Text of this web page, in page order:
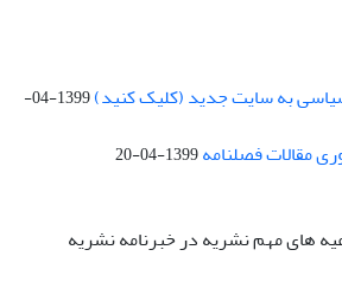
به سایت جدید (کلیک کنید)
1399-04-
مقالات فصلنامه1399-04-20
های مهم نشریه در خبرنامه نشریه